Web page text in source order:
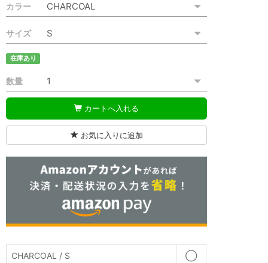
カラー
サイズ
在庫あり
数量
カートへ入れる
お気に入りに追加
CHARCOAL / S ◯